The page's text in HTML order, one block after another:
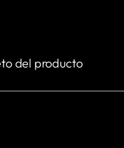
del producto